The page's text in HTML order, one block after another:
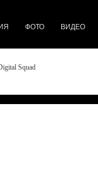
ФОТО
ВИДЕО
Squad